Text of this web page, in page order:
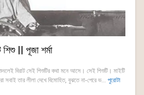
|| পূজা শর্মা
বিরাট সেই শিশুটির কথা মনে আসে। সেই শিশুটি। মাইটি
সবাই তার লীলা দেখে বিমোহিত, বুঝতে না-পেরে ভ... পুরোটা